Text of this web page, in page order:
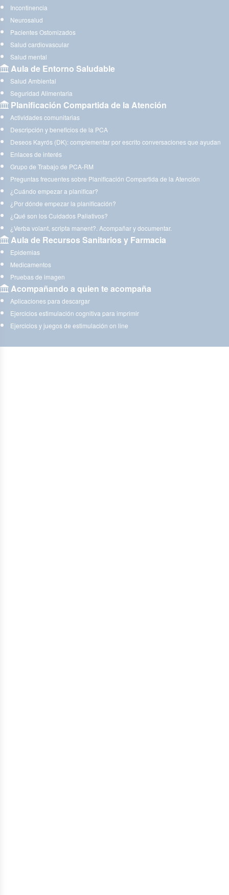
Incontinencia
Neurosalud
Pacientes Ostomizados
Salud cardiovascular
Salud mental
Aula de Entorno Saludable
Salud Ambiental
Seguridad Alimentaria
Planificación Compartida de la Atención
Actividades comunitarias
Descripción y beneficios de la PCA
Deseos Kayrós (DK): complementar por escrito conversaciones que ayudan
Enlaces de interés
Grupo de Trabajo de PCA-RM
Preguntas frecuentes sobre Planificación Compartida de la Atención
¿Cuándo empezar a planificar?
¿Por dónde empezar la planificación?
¿Qué son los Cuidados Paliativos?
¿Verba volant, scripta manent?. Acompañar y documentar.
Aula de Recursos Sanitarios y Farmacia
Epidemias
Medicamentos
Pruebas de imagen
Acompañando a quien te acompaña
Aplicaciones para descargar
Ejercicios estimulación cognitiva para imprimir
Ejercicios y juegos de estimulación on line